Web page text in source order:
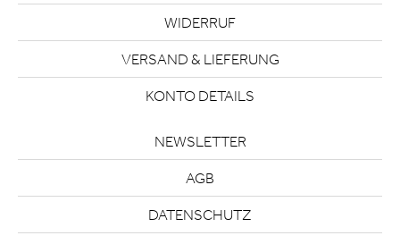
WIDERRUF
VERSAND & LIEFERUNG
KONTO DETAILS
NEWSLETTER
AGB
DATENSCHUTZ